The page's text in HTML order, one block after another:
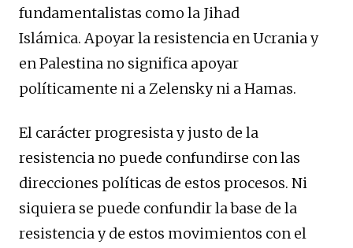
fundamentalistas como la Jihad
Islámica. Apoyar la resistencia en Ucrania y
en Palestina no significa apoyar
políticamente ni a Zelensky ni a Hamas.
El carácter progresista y justo de la
resistencia no puede confundirse con las
direcciones políticas de estos procesos. Ni
siquiera se puede confundir la base de la
resistencia y de estos movimientos con el